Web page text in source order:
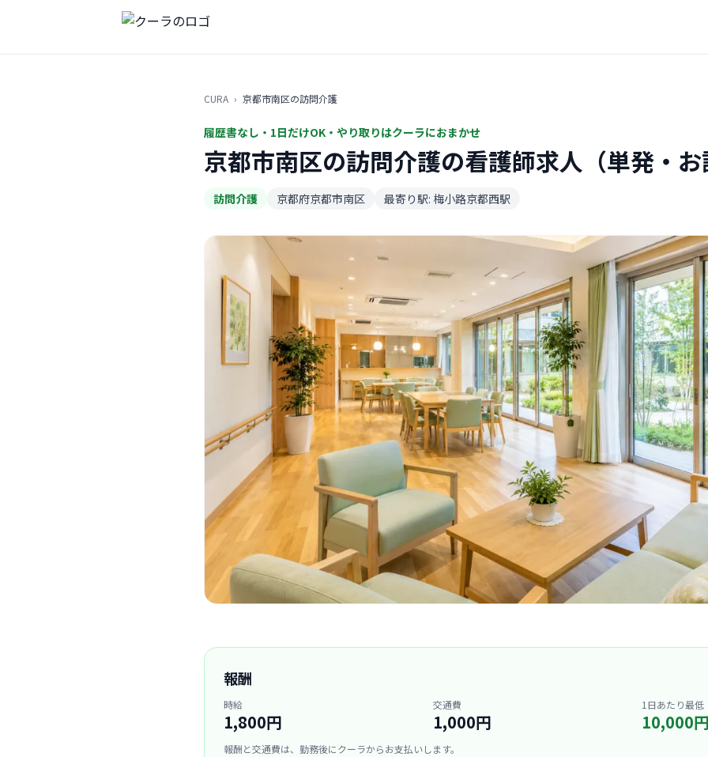
CURA › 京都市南区の訪問介護
履歴書なし・1日だけOK・やり取りはクーラにおまかせ
京都市南区の訪問介護の看護師求人（単発・お
訪問介護 京都府京都市南区 最寄り駅: 梅小路京都西駅
報酬
時給
1,800円
交通費
1,000円
1日あたり最低
10,000円
報酬と交通費は、勤務後にクーラからお支払いします。